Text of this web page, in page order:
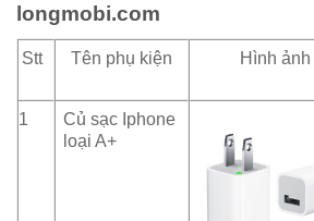
longmobi.com
Stt Tên phụ kiện Hình ảnh
1
Củ sạc Iphone
loại A+